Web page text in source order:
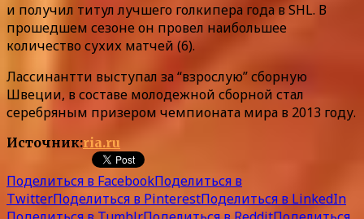
и получил титул лучшего голкипера года в SHL. В
прошедшем сезоне он провел наибольшее
количество сухих матчей (6).
Лассинантти выступал за “взрослую” сборную
Швеции, в составе молодежной сборной стал
серебряным призером чемпионата мира в 2013 году.
Источник:ria.ru
Поделиться в FacebookПоделиться в
TwitterПоделиться в PinterestПоделиться в LinkedIn